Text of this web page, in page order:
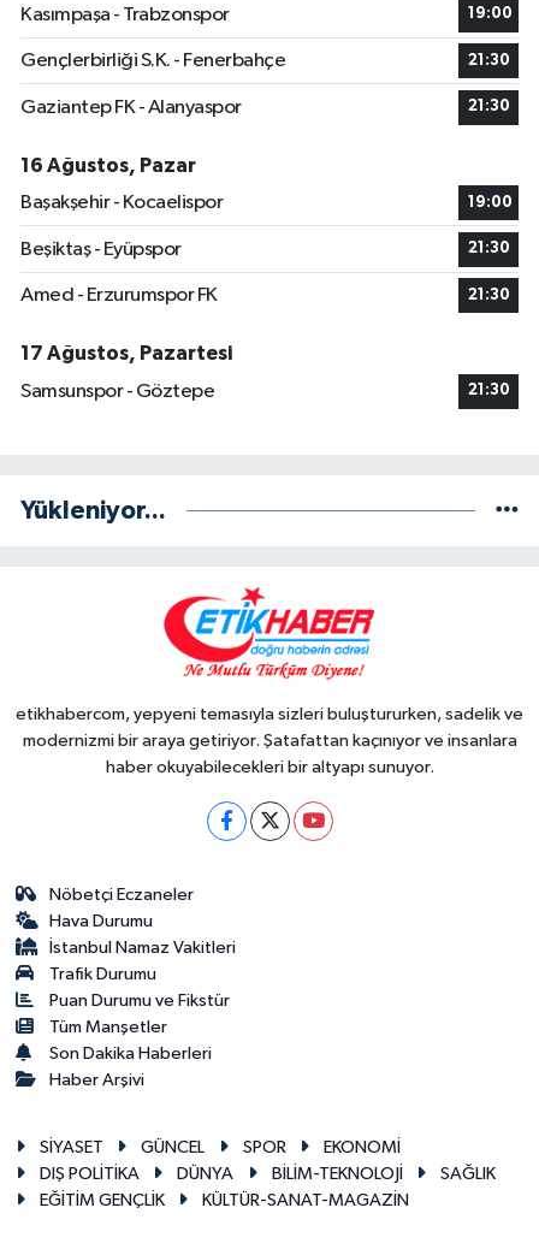
Kasımpaşa - Trabzonspor 19:00
Gençlerbirliği S.K. - Fenerbahçe 21:30
Gaziantep FK - Alanyaspor 21:30
16 Ağustos, Pazar
Başakşehir - Kocaelispor
19:00
Beşiktaş - Eyüpspor 21:30
Amed - Erzurumspor FK 21:30
17 Ağustos, Pazartesi
Samsunspor - Göztepe
21:30
Yükleniyor...
etikhabercom, yepyeni temasıyla sizleri buluştururken, sadelik ve
modernizmi bir araya getiriyor. Şatafattan kaçınıyor ve insanlara
haber okuyabilecekleri bir altyapı sunuyor.
Nöbetçi Eczaneler
Hava Durumu
İstanbul Namaz Vakitleri
Trafik Durumu
Puan Durumu ve Fikstür
Tüm Manşetler
Son Dakika Haberleri
Haber Arşivi
SİYASET GÜNCEL SPOR
EKONOMİ
DIŞ POLİTİKA
DÜNYA BİLİM-TEKNOLOJİ
SAĞLIK
EĞİTİM GENÇLİK
KÜLTÜR-SANAT-MAGAZİN